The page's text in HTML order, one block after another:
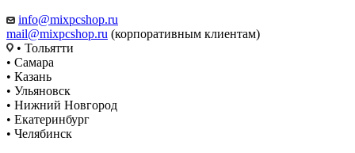
info@mixpcshop.ru
mail@mixpcshop.ru (корпоративным клиентам)
• Тольятти
• Самара
• Казань
• Ульяновск
• Нижний Новгород
• Екатеринбург
• Челябинск